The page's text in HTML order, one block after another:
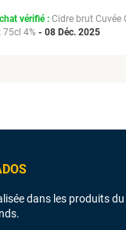
vérifié : Cidre brut Cuvée
75cl 4% - 08 Déc. 2025
dans les produits